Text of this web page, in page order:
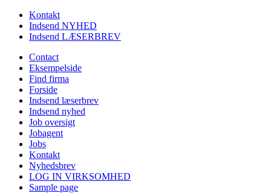
Kontakt
Indsend NYHED
Indsend LÆSERBREV
Contact
Eksempelside
Find firma
Forside
Indsend læserbrev
Indsend nyhed
Job oversigt
Jobagent
Jobs
Kontakt
Nyhedsbrev
LOG IN VIRKSOMHED
Sample page